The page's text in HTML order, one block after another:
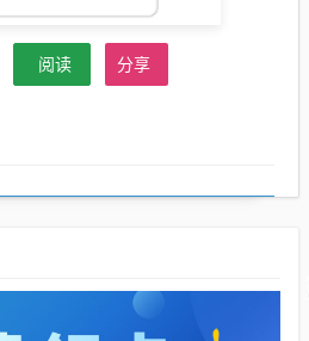
阅读 分享